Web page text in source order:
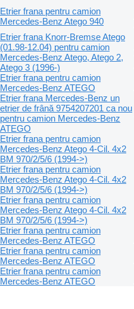
Etrier frana pentru camion
Mercedes-Benz Atego 940
Etrier frana Knorr-Bremse Atego
(01.98-12.04) pentru camion
Mercedes-Benz Atego, Atego 2,
Atego 3 (1996-)
Etrier frana pentru camion
Mercedes-Benz ATEGO
Etrier frana Mercedes-Benz un
etrier de frână 9754207201 ca nou
pentru camion Mercedes-Benz
ATEGO
Etrier frana pentru camion
Mercedes-Benz Atego 4-Cil. 4x2
BM 970/2/5/6 (1994->)
Etrier frana pentru camion
Mercedes-Benz Atego 4-Cil. 4x2
BM 970/2/5/6 (1994->)
Etrier frana pentru camion
Mercedes-Benz Atego 4-Cil. 4x2
BM 970/2/5/6 (1994->)
Etrier frana pentru camion
Mercedes-Benz ATEGO
Etrier frana pentru camion
Mercedes-Benz ATEGO
Etrier frana pentru camion
Mercedes-Benz ATEGO